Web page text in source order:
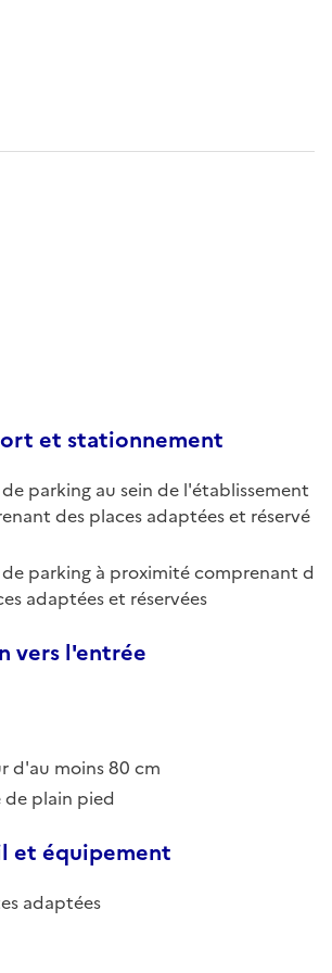
et stationnement
de parking au sein de l'établissement
des places adaptées et réservé
de parking à proximité comprenant d
adaptées et réservées
vers l'entrée
d'au moins 80 cm
de plain pied
et équipement
adaptées